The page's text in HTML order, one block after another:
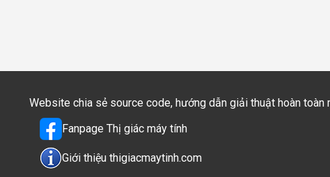
Website chia sẻ source code, hướng dẫn giải thuật hoàn toàn
Fanpage Thị giác máy tính
Giới thiệu thigiacmaytinh.com